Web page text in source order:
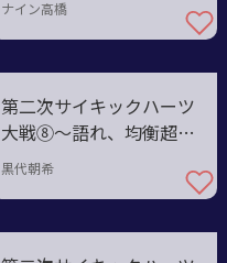
ナイン高橋
第二次サイキックハーツ
大戦⑧〜語れ、均衡超え
た未来を
黒代朝希